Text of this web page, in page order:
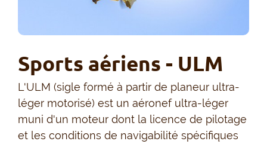
Sports aériens - ULM
L'ULM (sigle formé à partir de planeur ultra-
léger motorisé) est un aéronef ultra-léger
muni d'un moteur dont la licence de pilotage
et les conditions de navigabilité spécifiques